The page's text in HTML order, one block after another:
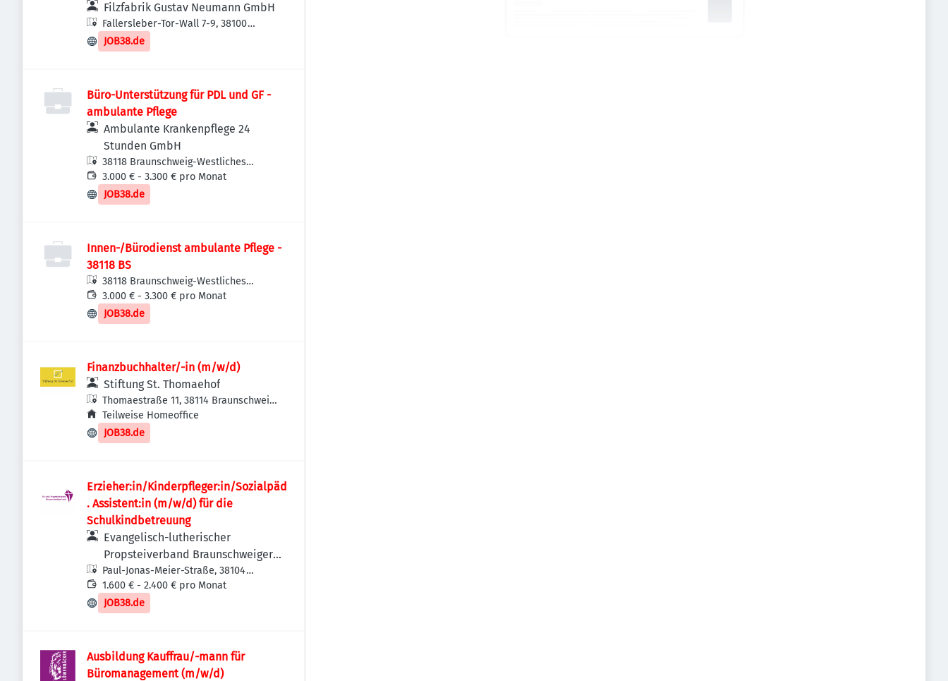
Filzfabrik Gustav Neumann GmbH
Fallersleber-Tor-Wall 7-9, 38100
Braunschweig, Deutschland
JOB38.de
Büro-Unterstützung für PDL und GF -
ambulante Pflege
Ambulante Krankenpflege 24
Stunden GmbH
38118 Braunschweig-Westliches
Ringgebiet, Deutschland
3.000 € - 3.300 € pro Monat
JOB38.de
Innen-/Bürodienst ambulante Pflege -
38118 BS
38118 Braunschweig-Westliches
Ringgebiet, Deutschland
3.000 € - 3.300 € pro Monat
JOB38.de
Finanzbuchhalter/-in (m/w/d)
Stiftung St. Thomaehof
Thomaestraße 11, 38114 Braunschweig,
Deutschland
Teilweise Homeoffice
JOB38.de
Erzieher:in/Kinderpfleger:in/Sozialpäd
. Assistent:in (m/w/d) für die
Schulkindbetreuung
Evangelisch-lutherischer
Propsteiverband Braunschweiger
Land
Paul-Jonas-Meier-Straße, 38104
Braunschweig-Wabe-Schunter-
Beberbach, Deutschland
1.600 € - 2.400 € pro Monat
JOB38.de
Ausbildung Kauffrau/-mann für
Büromanagement (m/w/d)